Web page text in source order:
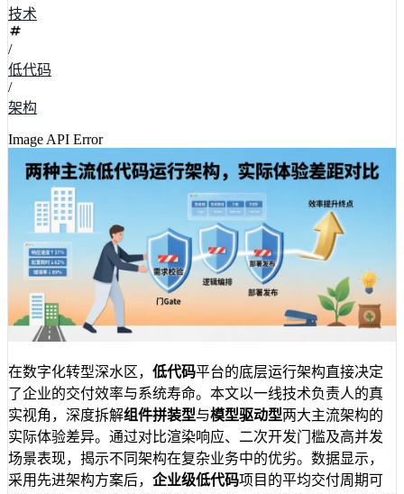
技术
/
低代码
/
架构
Image API Error
在数字化转型深水区， 低代码平台的底层运行架构直接决定
了企业的交付效率与系统寿命。本文以一线技术负责人的真
实视角，深度拆解组件拼装型与模型驱动型两大主流架构的
实际体验差异。通过对比渲染响应、二次开发门槛及高并发
场景表现，揭示不同架构在复杂业务中的优劣。数据显示，
采用先进架构方案后， 企业级低代码项目的平均交付周期可